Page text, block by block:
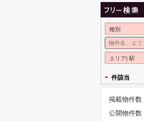
種別
エリア| 駅
- 件該当
掲載物件数
公開物件数